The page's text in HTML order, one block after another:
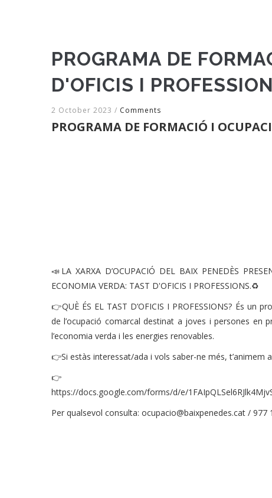
PROGRAMA DE
D'OFICIS I
2 October 2023 / Comments
PROGRAMA DE FORMACIÓ I
📣LA XARXA D’OCUPACIÓ DEL BAIX PENEDÈS
ECONOMIA VERDA: TAST D'OFICIS I PROFESSIONS.♻
👉QUÈ ÉS EL TAST D’OFICIS I PROFESSIONS? És
de l’ocupació comarcal destinat a joves i persones en
l’economia verda i les energies renovables.
👉Si estàs interessat/ada i vols saber-ne més, t’animem
https://docs.google.com/forms/d/e/
Per qualsevol consulta: ocupacio@baixpenedes.cat / 977